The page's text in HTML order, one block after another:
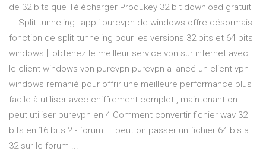
de 32 bits que Télécharger Produkey 32 bit download gratuit
... Split tunneling l'appli purevpn de windows offre désormais
fonction de split tunneling pour les versions 32 bits et 64 bits
windows [] obtenez le meilleur service vpn sur internet avec
le client windows vpn purevpn purevpn a lancé un client vpn
windows remanié pour offrir une meilleure performance plus
facile à utiliser avec chiffrement complet , maintenant on
peut utiliser purevpn en 4 Comment convertir fichier wav 32
bits en 16 bits ? - forum ... peut on passer un fichier 64 bis a
32 sur le forum ...